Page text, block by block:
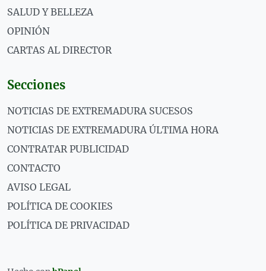
SALUD Y BELLEZA
OPINIÓN
CARTAS AL DIRECTOR
Secciones
NOTICIAS DE EXTREMADURA SUCESOS
NOTICIAS DE EXTREMADURA ÚLTIMA HORA
CONTRATAR PUBLICIDAD
CONTACTO
AVISO LEGAL
POLÍTICA DE COOKIES
POLÍTICA DE PRIVACIDAD